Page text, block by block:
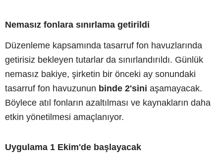
Nemasız fonlara sınırlama getirildi
Düzenleme kapsamında tasarruf fon havuzlarında
getirisiz bekleyen tutarlar da sınırlandırıldı. Günlük
nemasız bakiye, şirketin bir önceki ay sonundaki
tasarruf fon havuzunun binde 2'sini aşamayacak.
Böylece atıl fonların azaltılması ve kaynakların daha
etkin yönetilmesi amaçlanıyor.
Uygulama 1 Ekim'de başlayacak